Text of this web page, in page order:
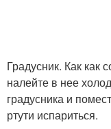
Градусник. Как как
налейте в нее
градусника и
ртути испариться.